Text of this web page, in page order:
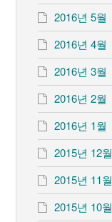
2016년 5월
2016년 4월
2016년 3월
2016년 2월
2016년 1월
2015년 12월
2015년 11월
2015년 10월